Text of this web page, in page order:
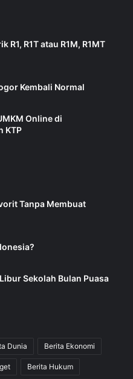
R1, R1T atau R1M, R1MT
Kembali Normal
Online di
KTP
Tanpa Membuat
Sekolah Bulan Puasa
Dunia Berita Ekonomi
Berita Hukum